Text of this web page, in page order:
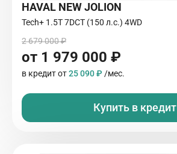
HAVAL NEW JOLION
Tech+ 1.5T 7DCT (150 л.с.) 4WD
2 679 000 ₽
от 1 979 000 ₽
в кредит от25 090 ₽ /мес.
Купить в кредит